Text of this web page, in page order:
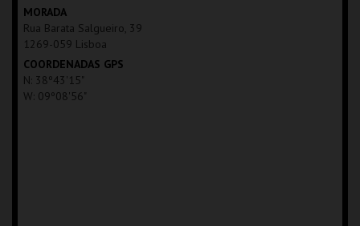
MAIS INFO
COMPRAR
MORADA
Rua Barata Salgueiro, 39
1269-059 Lisboa
COORDENADAS GPS
N: 38º43'15"
W: 09º08'56"